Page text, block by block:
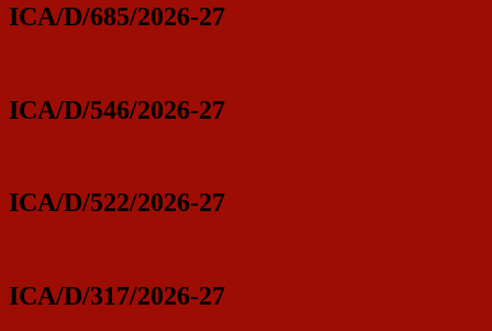
ICA/D/685/2026-27
ICA/D/546/2026-27
ICA/D/522/2026-27
ICA/D/317/2026-27